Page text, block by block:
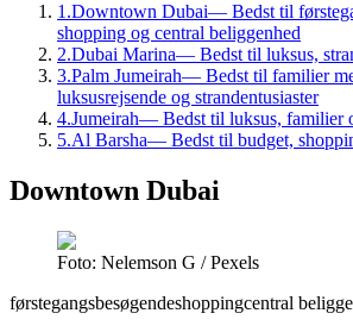
1.Downtown Dubai— Bedst til
shopping og central beliggenhed
2.Dubai Marina— Bedst til luksus,
3.Palm Jumeirah— Bedst til familier
luksusrejsende og strandentusiaster
4.Jumeirah— Bedst til luksus, familier
5.Al Barsha— Bedst til budget,
Downtown Dubai
Foto: Nelemson G / Pexels
førstegangsbesøgendeshoppingcentral